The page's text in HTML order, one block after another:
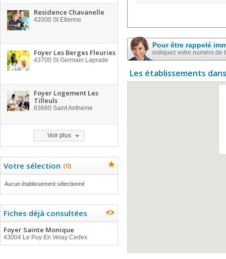
Residence Chavanelle
42000 St Etienne
Foyer Les Berges Fleuries
43700 St Germain Laprade
Foyer Logement Les
Tilleuls
63660 Saint Antheme
Voir plus
Votre sélection (0)
Aucun établissement sélectionné
Fiches déjà consultées
Foyer Sainte Monique
43004 Le Puy En Velay Cedex
Pour être rappelé
indiquez votre numéro de
Les établissements